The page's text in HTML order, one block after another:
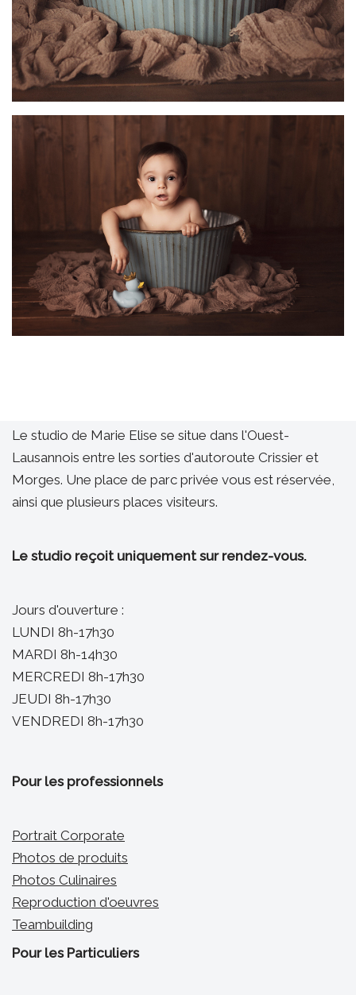
Le studio de Marie Elise se situe dans l'Ouest-
Lausannois entre les sorties d'autoroute Crissier et
Morges. Une place de parc privée vous est réservée,
ainsi que plusieurs places visiteurs.
Le studio reçoit uniquement sur rendez-vous.
Jours d'ouverture :
LUNDI 8h-17h30
MARDI 8h-14h30
MERCREDI 8h-17h30
JEUDI 8h-17h30
VENDREDI 8h-17h30
Pour les professionnels
Portrait Corporate
Photos de produits
Photos Culinaires
Reproduction d'oeuvres
Teambuilding
Pour les Particuliers